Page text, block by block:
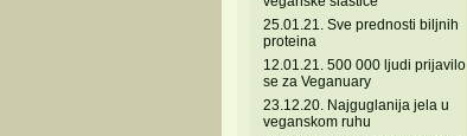
25.01.21. Sve prednosti biljnih
proteina
12.01.21. 500 000 ljudi prijavilo
se za Veganuary
23.12.20. Najguglanija jela u
veganskom ruhu